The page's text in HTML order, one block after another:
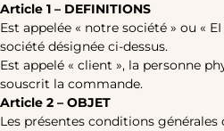
Article 1 – DEFINITIONS
Est appelée « notre société » ou « EI
société désignée ci-dessus.
Est appelé « client », la personne
souscrit la commande.
Article 2 – OBJET
Les présentes conditions